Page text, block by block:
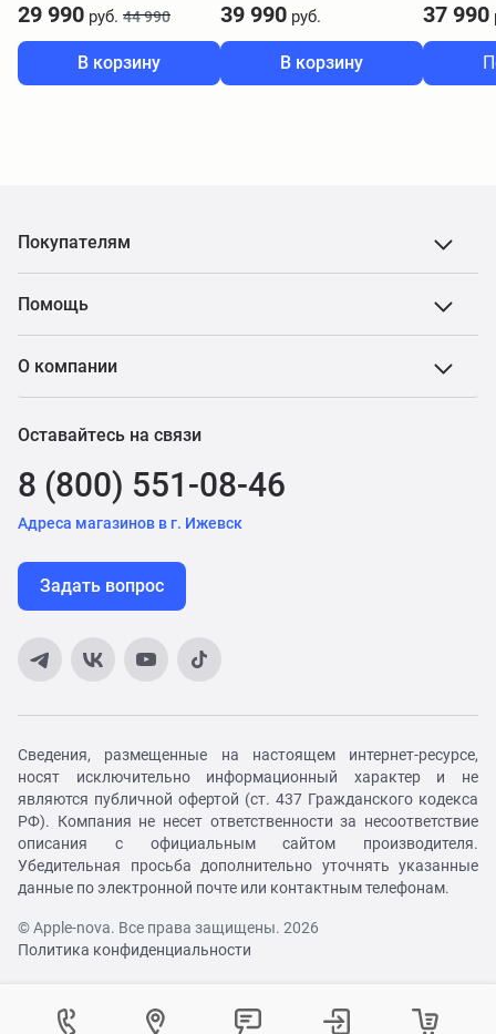
29 990 руб. 44 990
В корзину
39 990 руб.
В корзину
37 990
Покупателям
Помощь
О компании
Оставайтесь на связи
8 (800) 551-08-46
Адреса магазинов в г. Ижевск
Задать вопрос
Сведения, размещенные на настоящем интернет-ресурсе,
носят исключительно информационный характер и не
являются публичной офертой (ст. 437 Гражданского кодекса
РФ). Компания не несет ответственности за несоответствие
описания с официальным сайтом производителя.
Убедительная просьба дополнительно уточнять указанные
данные по электронной почте или контактным телефонам.
© Apple-nova. Все права защищены. 2026
Политика конфиденциальности
Контактный центр
Укажите ваш город
Изменение города
Как вам удобнее с нами связаться?
Войти в личный кабинет